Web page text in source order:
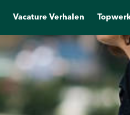
Vacature Verhalen